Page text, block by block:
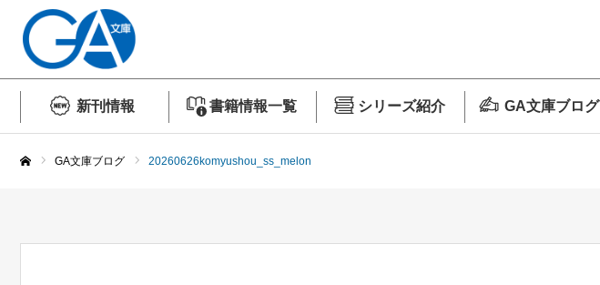
新刊情報 書籍情報一覧 シリーズ紹介 GA文庫ブログ
GA文庫ブログ 20260626komyushou_ss_melon